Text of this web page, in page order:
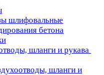
шлифовальные
бетона
шланги и рукава
шланги и